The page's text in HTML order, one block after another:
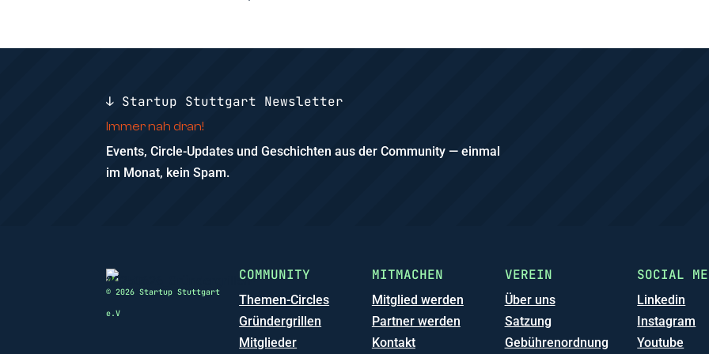
↓ Startup Stuttgart Newsletter
Immer nah dran!
Events, Circle-Updates und Geschichten aus der Community — einmal
im Monat, kein Spam.
© 2026 Startup Stuttgart
e.V
COMMUNITY
Themen-Circles
Gründergrillen
Mitglieder
MITMACHEN
Mitglied werden
Partner werden
Kontakt
VEREIN
Über uns
Satzung
Gebührenordnung
SOCIAL
Linkedin
Instagram
Youtube